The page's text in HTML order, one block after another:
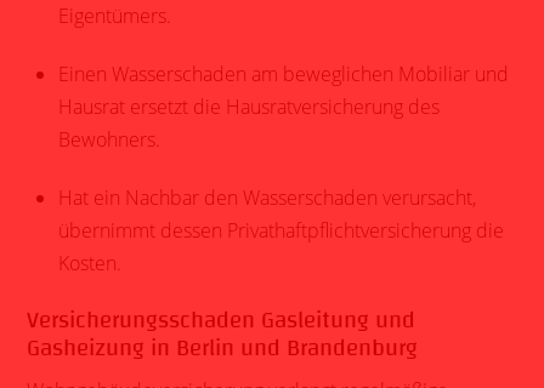
Eigentümers.
Einen Wasserschaden am beweglichen Mobiliar und
Hausrat ersetzt die Hausratversicherung des
Bewohners.
Hat ein Nachbar den Wasserschaden verursacht,
übernimmt dessen Privathaftpflichtversicherung die
Kosten.
Versicherungsschaden Gasleitung und
Gasheizung in Berlin und Brandenburg